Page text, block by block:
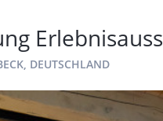
DEUTSCHLAND